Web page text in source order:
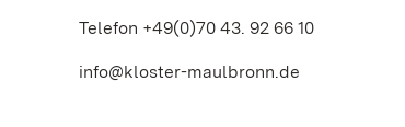
Telefon +49(0)70 43. 92 66 10
info@kloster-maulbronn.de